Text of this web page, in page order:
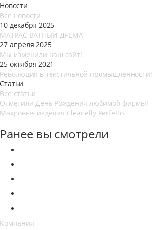
Новости
Все новости
10 декабря 2025
МАТРАС ВАТНЫЙ ДРЁМА
27 апреля 2025
Мы изменили наш сайт!
25 октября 2021
Революция в текстильной промышленности!
Статьи
Все статьи
Отметили День Рождения любимой фирмы!
Махровые изделия Cleanelly Perfetto
Ранее вы смотрели
Компания